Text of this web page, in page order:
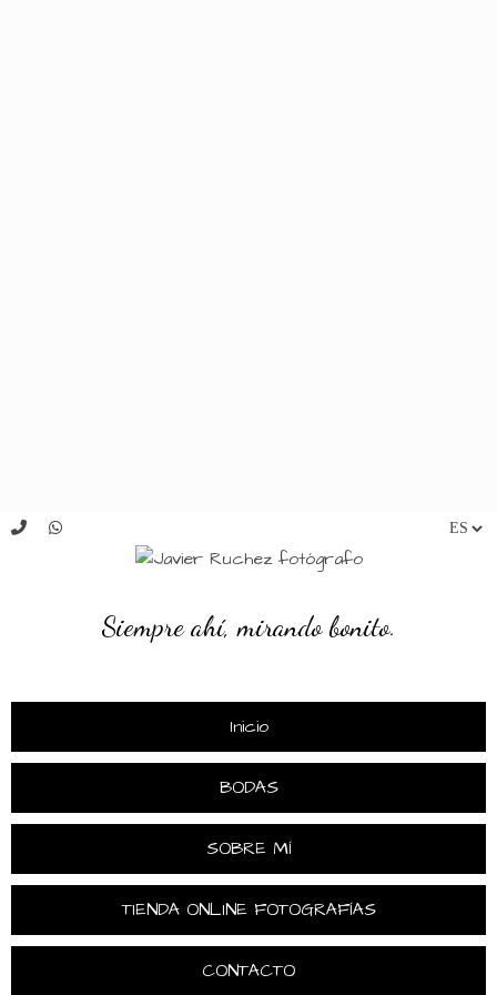
Siempre ahí, mirando bonito.
Inicio
BODAS
SOBRE MÍ
TIENDA ONLINE FOTOGRAFÍAS
CONTACTO